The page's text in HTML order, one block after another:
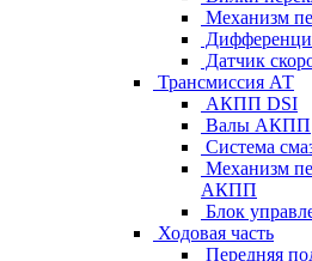
Механизм
Датчик
Трансмиссия АТ
АКПП DSI
Валы АКПП
Система
Механизм
АКПП
Блок
Ходовая часть
Передняя